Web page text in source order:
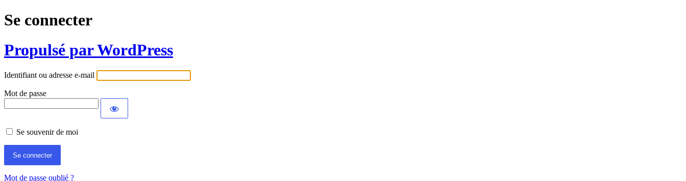
Se connecter
Propulsé par WordPress
Identifiant ou adresse e-mail
Mot de passe
Se souvenir de moi
Mot de passe oublié ?